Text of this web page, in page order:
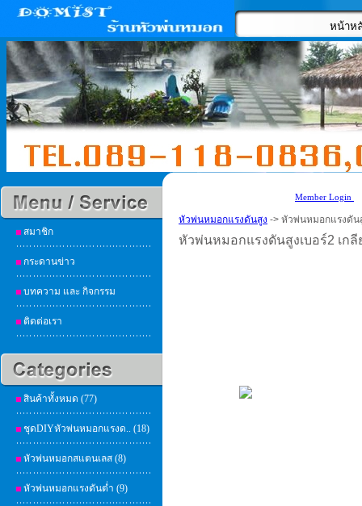
หน้าห
สมาชิก
กระดานข่าว
บทความ และ กิจกรรม
ติดต่อเรา
สินค้าทั้งหมด (77)
ชุดDIYหัวพ่นหมอกแรงด.. (18)
หัวพ่นหมอกสแตนเลส (8)
หัวพ่นหมอกแรงดันต่ำ (9)
Member Login
หัวพ่นหมอกแรงดันสูง -> หัวพ่นหมอกแรงดัน
หัวพ่นหมอกแรงดันสูงเบอร์2 เก